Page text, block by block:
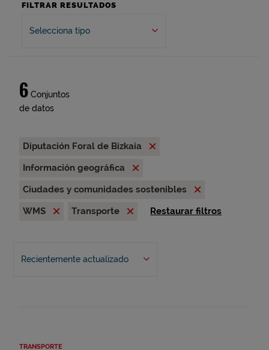
FILTRAR RESULTADOS
Selecciona tipo
6 Conjuntos
de datos
Diputación Foral de Bizkaia
Información geográfica
Ciudades y comunidades sostenibles
WMS
Transporte Restaurar filtros
Recientemente actualizado
TRANSPORTE